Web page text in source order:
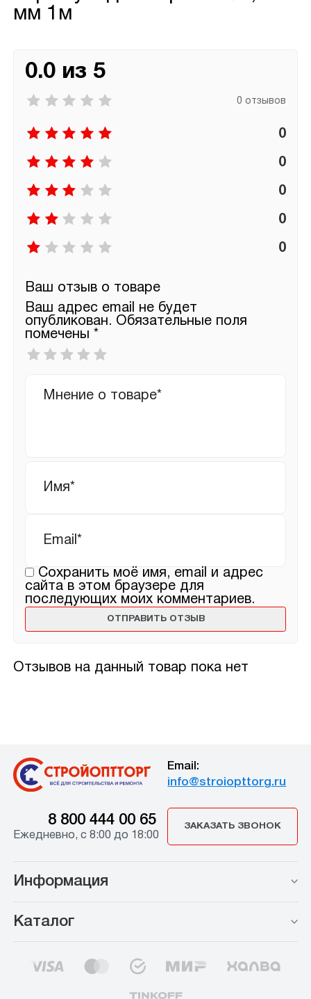
мм 1м
Отзывов на данный товар пока нет
0.0 из 5
0 отзывов
0
0
0
0
0
Ваш отзыв о товаре
Ваш адрес email не будет
опубликован. Обязательные поля
помечены *
Ваша
оценка
отзыв
Сохранить моё имя, email и адрес
сайта в этом браузере для
последующих моих комментариев.
Email:
info@stroiopttorg.ru
8 800 444 00 65
Ежедневно, с 8:00 до 18:00
ЗАКАЗАТЬ ЗВОНОК
Информация
Каталог